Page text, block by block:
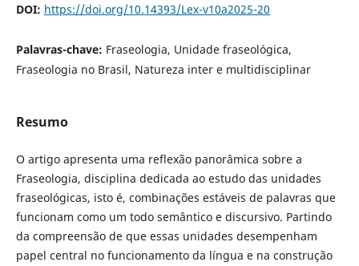
DOI: https://doi.org/10.14393/Lex-v10a2025-20
Palavras-chave: Fraseologia, Unidade fraseológica,
Fraseologia no Brasil, Natureza inter e multidisciplinar
Resumo
O artigo apresenta uma reflexão panorâmica sobre a
Fraseologia, disciplina dedicada ao estudo das unidades
fraseológicas, isto é, combinações estáveis de palavras que
funcionam como um todo semântico e discursivo. Partindo
da compreensão de que essas unidades desempenham
papel central no funcionamento da língua e na construção